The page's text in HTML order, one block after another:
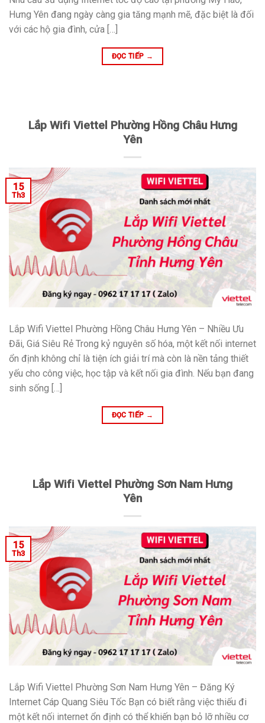
Hưng Yên đang ngày càng gia tăng mạnh mẽ, đặc biệt là đối
với các hộ gia đình, cửa […]
ĐỌC TIẾP →
Lắp Wifi Viettel Phường Hồng Châu Hưng
Yên
15
Th3
Lắp Wifi Viettel Phường Hồng Châu Hưng Yên – Nhiều Ưu
Đãi, Giá Siêu Rẻ Trong kỷ nguyên số hóa, một kết nối internet
ổn định không chỉ là tiện ích giải trí mà còn là nền tảng thiết
yếu cho công việc, học tập và kết nối gia đình. Nếu bạn đang
sinh sống […]
ĐỌC TIẾP →
Lắp Wifi Viettel Phường Sơn Nam Hưng
Yên
15
Th3
Lắp Wifi Viettel Phường Sơn Nam Hưng Yên – Đăng Ký
Internet Cáp Quang Siêu Tốc Bạn có biết rằng việc thiếu đi
một kết nối internet ổn định có thể khiến bạn bỏ lỡ nhiều cơ